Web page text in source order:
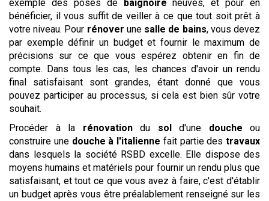
exemple des poses de baignoire neuves, et pour en
bénéficier, il vous suffit de veiller à ce que tout soit prêt à
votre niveau. Pour rénover une salle de bains, vous devez
par exemple définir un budget et fournir le maximum de
précisions sur ce que vous espérez obtenir en fin de
compte. Dans tous les cas, les chances d'avoir un rendu
final satisfaisant sont grandes, étant donné que vous
pouvez participer au processus, si cela est bien sûr votre
souhait.
Procéder à la rénovationdu sol d'une douche ou
construire une douche à l'italienne fait partie des travaux
dans lesquels la société RSBD excelle. Elle dispose des
moyens humains et matériels pour fournir un rendu plus que
satisfaisant, et tout ce que vous avez à faire, c'est d'établir
un budget après vous être préalablement renseigné sur les